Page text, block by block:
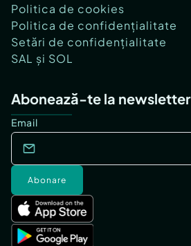
Politica de cookies
Politica de confidențialitate
Setări de confidențialitate
SAL și SOL
Abonează-te la newsletter
Email
Abonare